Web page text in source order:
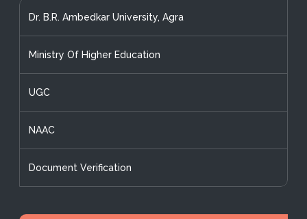
Dr. B.R. Ambedkar University, Agra
Ministry Of Higher Education
UGC
NAAC
Document Verification